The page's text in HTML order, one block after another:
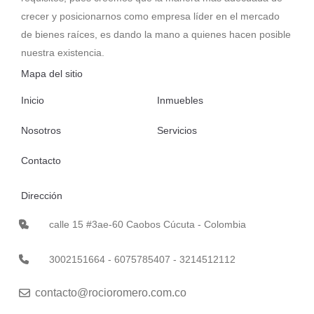
crecer y posicionarnos como empresa líder en el mercado
de bienes raíces, es dando la mano a quienes hacen posible
nuestra existencia.
Mapa del sitio
Inicio Inmuebles
Nosotros Servicios
Contacto
Dirección
calle 15 #3ae-60 Caobos Cúcuta - Colombia
3002151664 - 6075785407 - 3214512112
contacto@rocioromero.com.co